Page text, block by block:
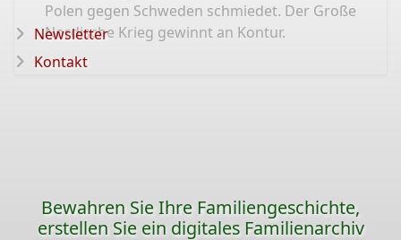
Polen gegen Schweden schmiedet. Der Große
Nordische Krieg gewinnt an Kontur.
Newsletter
Kontakt
Bewahren Sie Ihre Familiengeschichte,
erstellen Sie ein digitales Familienarchiv